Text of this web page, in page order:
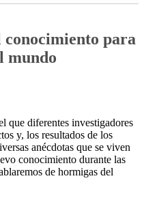
para
mundo
que diferentes investigadores
y, los resultados de los
anécdotas que se viven
conocimiento durante las
de hormigas del